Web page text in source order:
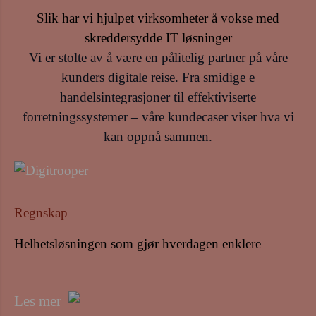
Slik har vi hjulpet virksomheter å vokse med
skreddersydde IT løsninger
Vi er stolte av å være en pålitelig partner på våre
kunders digitale reise. Fra smidige e
handelsintegrasjoner til effektiviserte
forretningssystemer – våre kundecaser viser hva vi
kan oppnå sammen.
Regnskap
Helhetsløsningen som gjør hverdagen enklere
Les mer